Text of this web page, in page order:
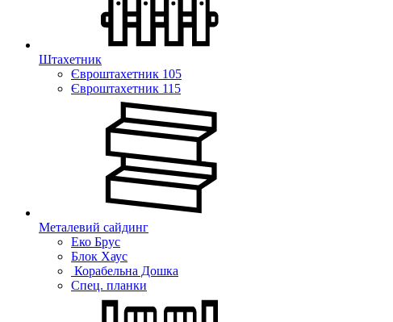
Штахетник
Євроштахетник 105
Євроштахетник 115
Металевий сайдинг
Еко Брус
Блок Хаус
Корабельна Дошка
Спец. планки